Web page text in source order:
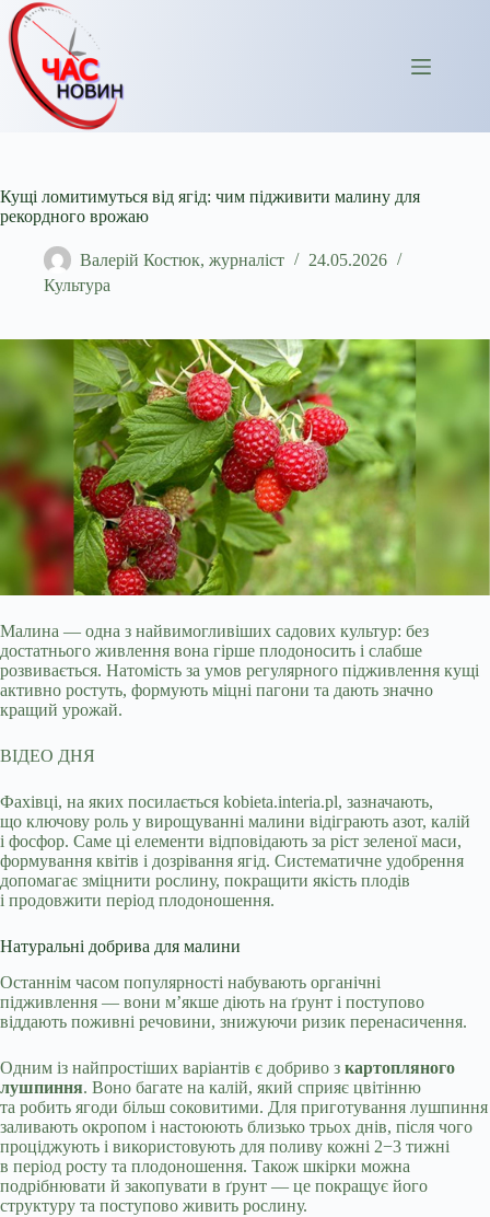
Перейти
до
вмісту
Кущі ломитимуться від ягід: чим підживити малину для
рекордного врожаю
Валерій Костюк, журналіст
24.05.2026
Культура
Малина — одна з найвимогливіших садових культур: без
достатнього живлення вона гірше плодоносить і слабше
розвивається. Натомість за умов регулярного підживлення кущі
активно ростуть, формують міцні пагони та дають значно
кращий урожай.
ВІДЕО ДНЯ
Фахівці, на яких посилається kobieta.interia.pl, зазначають,
що ключову роль у вирощуванні малини відіграють азот, калій
і фосфор. Саме ці елементи відповідають за ріст зеленої маси,
формування квітів і дозрівання ягід. Систематичне удобрення
допомагає зміцнити рослину, покращити якість плодів
і продовжити період плодоношення.
Натуральні добрива для малини
Останнім часом популярності набувають органічні
підживлення — вони м’якше діють на ґрунт і поступово
віддають поживні речовини, знижуючи ризик перенасичення.
Одним із найпростіших варіантів є добриво з картопляного
лушпиння. Воно багате на калій, який сприяє цвітінню
та робить ягоди більш соковитими. Для приготування лушпиння
заливають окропом і настоюють близько трьох днів, після чого
проціджують і використовують для поливу кожні 2−3 тижні
в період росту та плодоношення. Також шкірки можна
подрібнювати й закопувати в ґрунт — це покращує його
структуру та поступово живить рослину.